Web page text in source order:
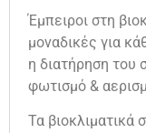
Έμπειροι στη
μοναδικές για
η διατήρηση του
φωτισμό &
Τα βιοκλιματικά